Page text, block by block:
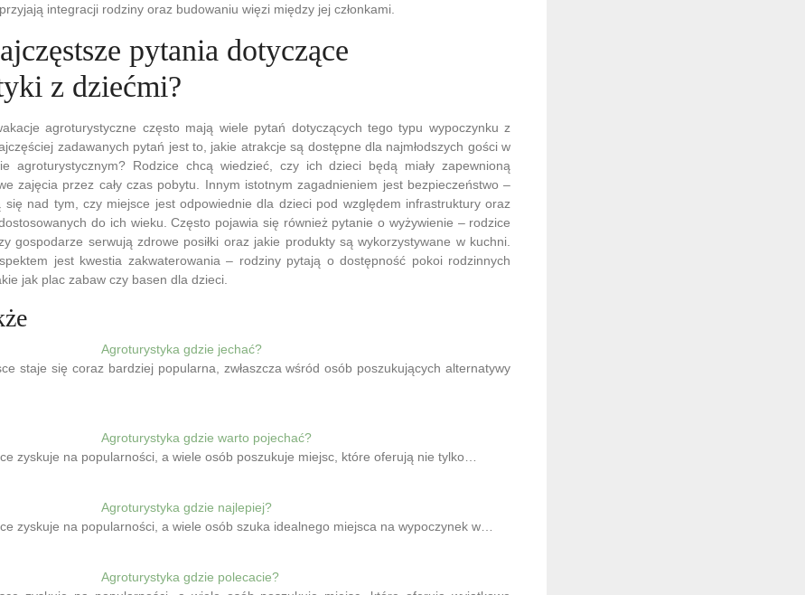
integracji rodziny oraz budowaniu więzi między jej członkami.
pytania dotyczące
z dziećmi?
agroturystyczne często mają wiele pytań dotyczących tego typu wypoczynku z
zadawanych pytań jest to, jakie atrakcje są dostępne dla najmłodszych gości w
agroturystycznym? Rodzice chcą wiedzieć, czy ich dzieci będą miały zapewnioną
zajęcia przez cały czas pobytu. Innym istotnym zagadnieniem jest bezpieczeństwo –
się nad tym, czy miejsce jest odpowiednie dla dzieci pod względem infrastruktury oraz
do ich wieku. Często pojawia się również pytanie o wyżywienie – rodzice
gospodarze serwują zdrowe posiłki oraz jakie produkty są wykorzystywane w kuchni.
jest kwestia zakwaterowania – rodziny pytają o dostępność pokoi rodzinnych
jak plac zabaw czy basen dla dzieci.
Agroturystyka gdzie jechać?
staje się coraz bardziej popularna, zwłaszcza wśród osób poszukujących alternatywy
Agroturystyka gdzie warto pojechać?
zyskuje na popularności, a wiele osób poszukuje miejsc, które oferują nie tylko…
Agroturystyka gdzie najlepiej?
zyskuje na popularności, a wiele osób szuka idealnego miejsca na wypoczynek w…
Agroturystyka gdzie polecacie?